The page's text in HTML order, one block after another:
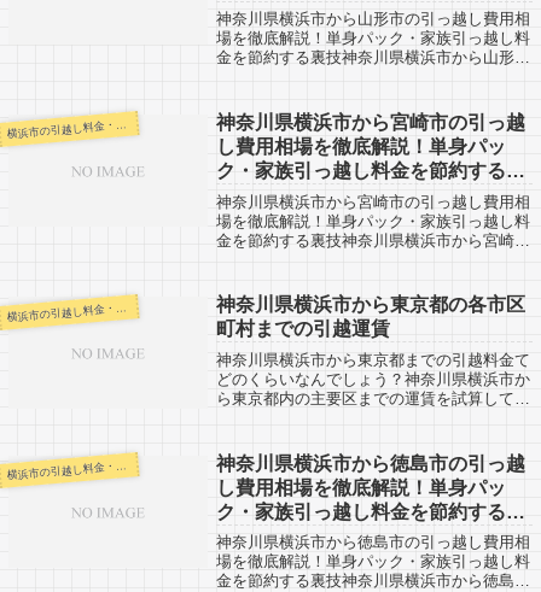
技
神奈川県横浜市から山形市の引っ越し費用相
場を徹底解説！単身パック・家族引っ越し料
金を節約する裏技神奈川県横浜市から山形市
しは難しいですが、翌日着で対応してくれ
る...
横 浜市の引越し料金・代金相場・見積り情報
神奈川県横浜市から宮崎市の引っ越
し費用相場を徹底解説！単身パッ
ク・家族引っ越し料金を節約する裏
技
神奈川県横浜市から宮崎市の引っ越し費用相
場を徹底解説！単身パック・家族引っ越し料
金を節約する裏技神奈川県横浜市から宮崎市
考になると思います。神奈川県横浜市から
宮...
横
神奈川県横浜市から東京都の各市区
町村までの引越運賃
神奈川県横浜市から東京都までの引越料金て
どのくらいなんでしょう？神奈川県横浜市か
ら東京都内の主要区までの運賃を試算してい
ってきます。参考程度に捉えておいてくだ
さ...
横
神奈川県横浜市から徳島市の引っ越
し費用相場を徹底解説！単身パッ
ク・家族引っ越し料金を節約する裏
技
神奈川県横浜市から徳島市の引っ越し費用相
場を徹底解説！単身パック・家族引っ越し料
金を節約する裏技神奈川県横浜市から徳島市